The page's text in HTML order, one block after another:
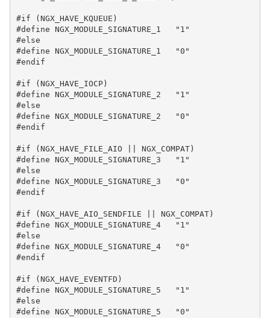
#if (NGX_HAVE_KQUEUE)
#define NGX_MODULE_SIGNATURE_1   "1"
#else
#define NGX_MODULE_SIGNATURE_1   "0"
#endif
#if (NGX_HAVE_IOCP)
#define NGX_MODULE_SIGNATURE_2   "1"
#else
#define NGX_MODULE_SIGNATURE_2   "0"
#endif
#if (NGX_HAVE_FILE_AIO || NGX_COMPAT)
#define NGX_MODULE_SIGNATURE_3   "1"
#else
#define NGX_MODULE_SIGNATURE_3   "0"
#endif
#if (NGX_HAVE_AIO_SENDFILE || NGX_COMPAT)
#define NGX_MODULE_SIGNATURE_4   "1"
#else
#define NGX_MODULE_SIGNATURE_4   "0"
#endif
#if (NGX_HAVE_EVENTFD)
#define NGX_MODULE_SIGNATURE_5   "1"
#else
#define NGX_MODULE_SIGNATURE_5   "0"